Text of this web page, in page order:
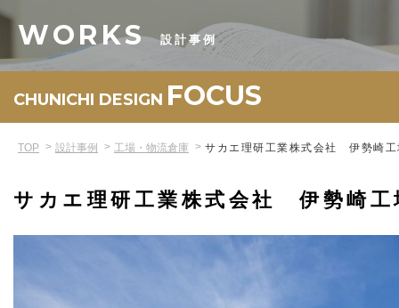
WORKS 設計事例
CHUNICHI DESIGN FOCUS
TOP 設計事例 工場・物流倉庫 サカエ理研工業株式会社 伊勢崎工
サカエ理研工業株式会社 伊勢崎工